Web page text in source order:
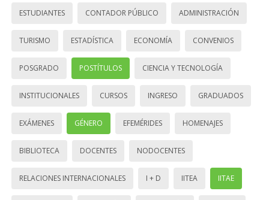
ESTUDIANTES CONTADOR PÚBLICO ADMINISTRACIÓN
TURISMO ESTADÍSTICA ECONOMÍA CONVENIOS
POSGRADO POSTÍTULOS CIENCIA Y TECNOLOGÍA
INSTITUCIONALES CURSOS INGRESO GRADUADOS
EXÁMENES GÉNERO EFEMÉRIDES HOMENAJES
BIBLIOTECA DOCENTES NODOCENTES
RELACIONES INTERNACIONALES I + D IITEA IITAE